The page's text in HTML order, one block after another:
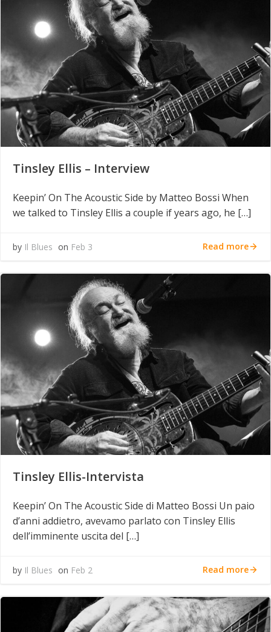
Tinsley Ellis – Interview
Keepin’ On The Acoustic Side by Matteo Bossi When
we talked to Tinsley Ellis a couple if years ago, he […]
by Il Blues on Feb 3 Read more
Tinsley Ellis-Intervista
Keepin’ On The Acoustic Side di Matteo Bossi Un paio
d’anni addietro, avevamo parlato con Tinsley Ellis
dell’imminente uscita del […]
by Il Blues on Feb 2 Read more